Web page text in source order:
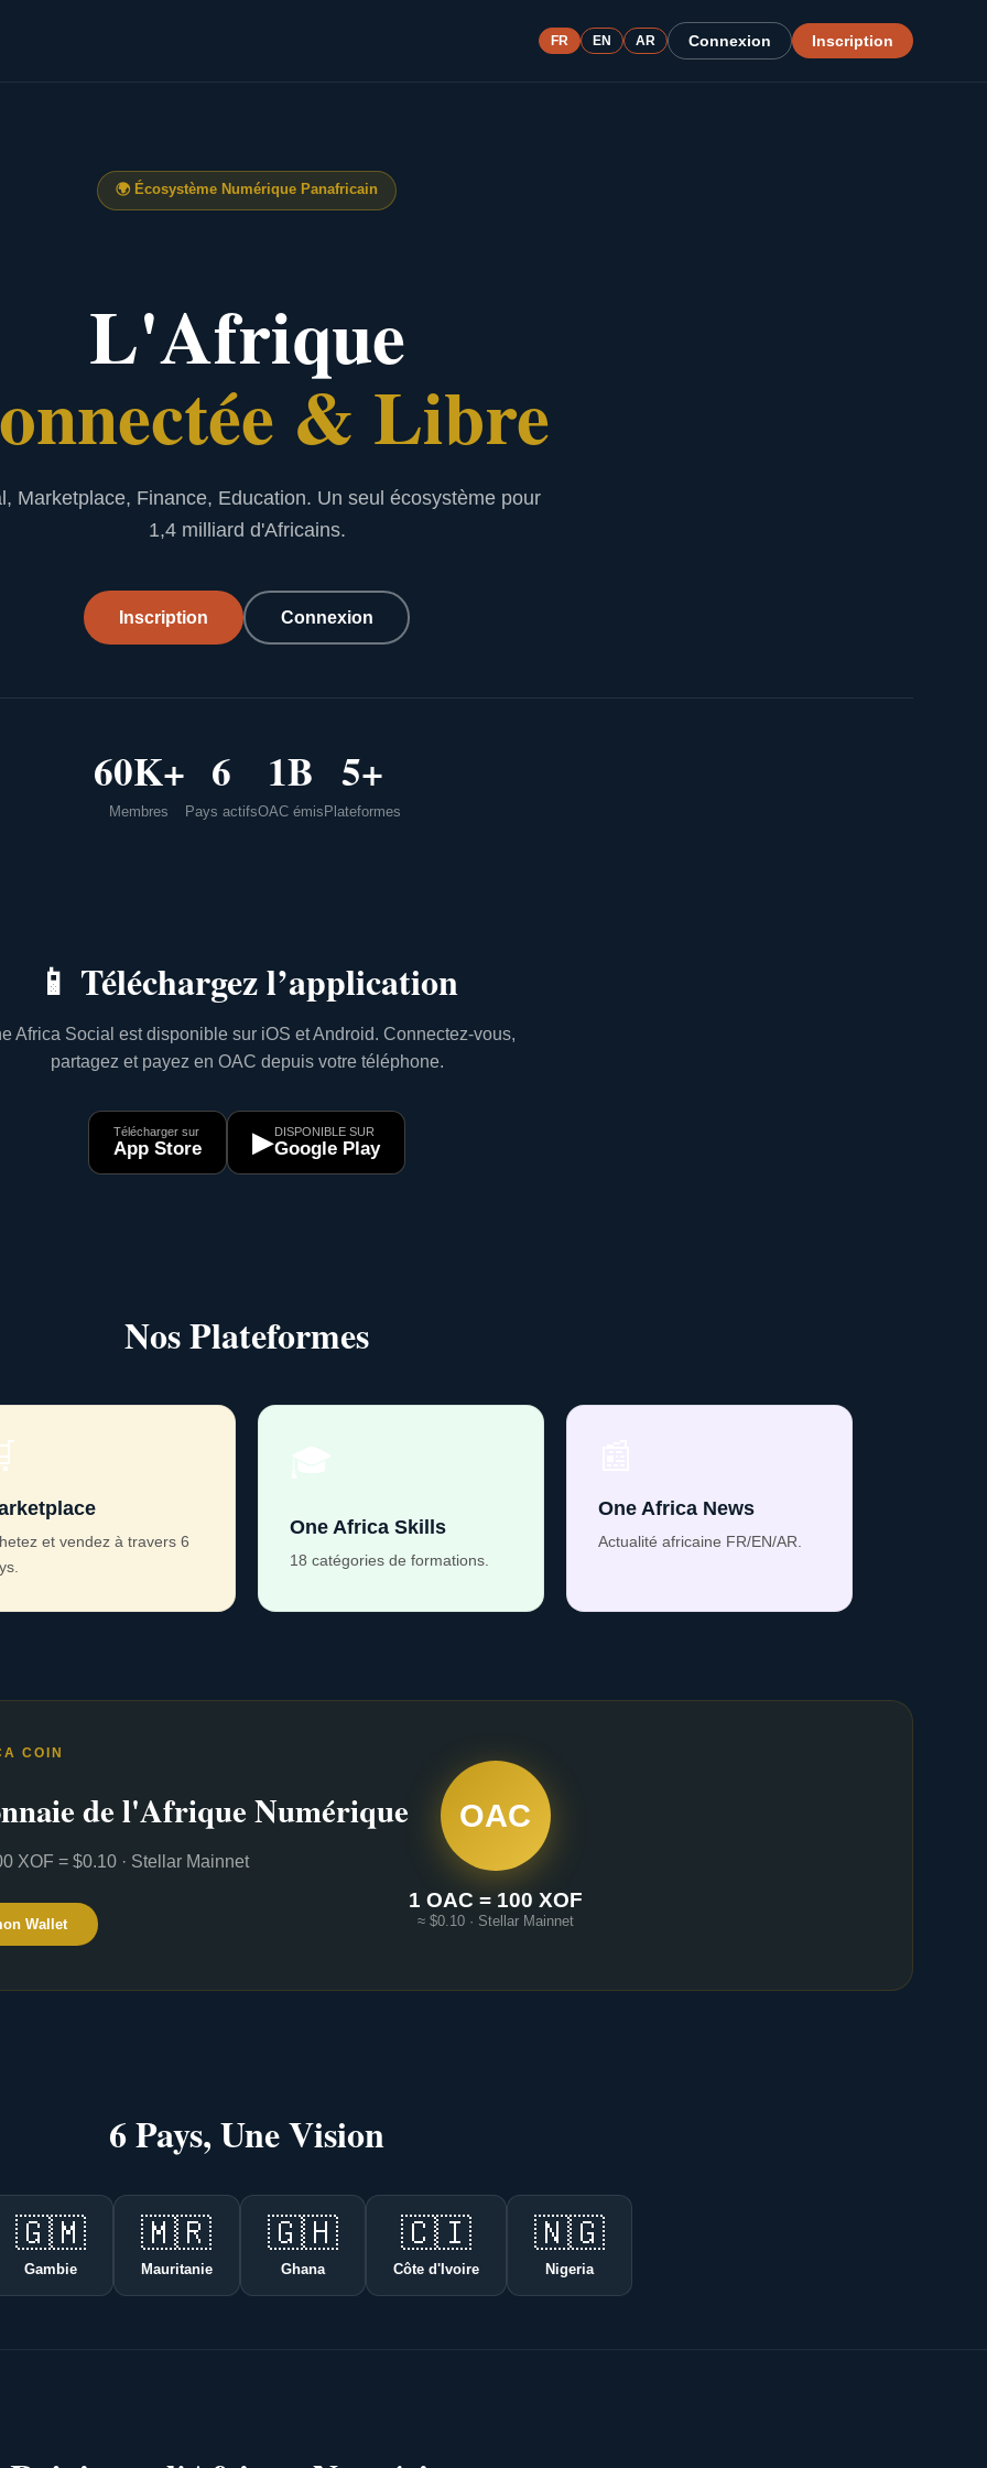
FR EN AR Connexion Inscription
🌍 Écosystème Numérique Panafricain
L'Afrique
& Libre
Marketplace, Finance, Education. Un seul écosystème pour
1,4 milliard d'Africains.
Inscription Connexion
60K+
Membres
6
Pays actifs
1B
OAC émis
5+
Plateformes
📱 Téléchargez l’application
Africa Social est disponible sur iOS et Android. Connectez-vous,
partagez et payez en OAC depuis votre téléphone.
Télécharger sur
App Store ▶DISPONIBLE SUR
Google Play
Nos Plateformes
et vendez à travers 6
One Africa Skills
18 catégories de formations.
One Africa News
Actualité africaine FR/EN/AR.
COIN
de l'Afrique Numérique
XOF = $0.10 · Stellar Mainnet
Wallet
OAC
1 OAC = 100 XOF
≈ $0.10 · Stellar Mainnet
6 Pays, Une Vision
🇬🇲
Gambie
🇲🇷
Mauritanie
🇬🇭
Ghana
🇨🇮
Côte d'Ivoire
🇳🇬
Nigeria